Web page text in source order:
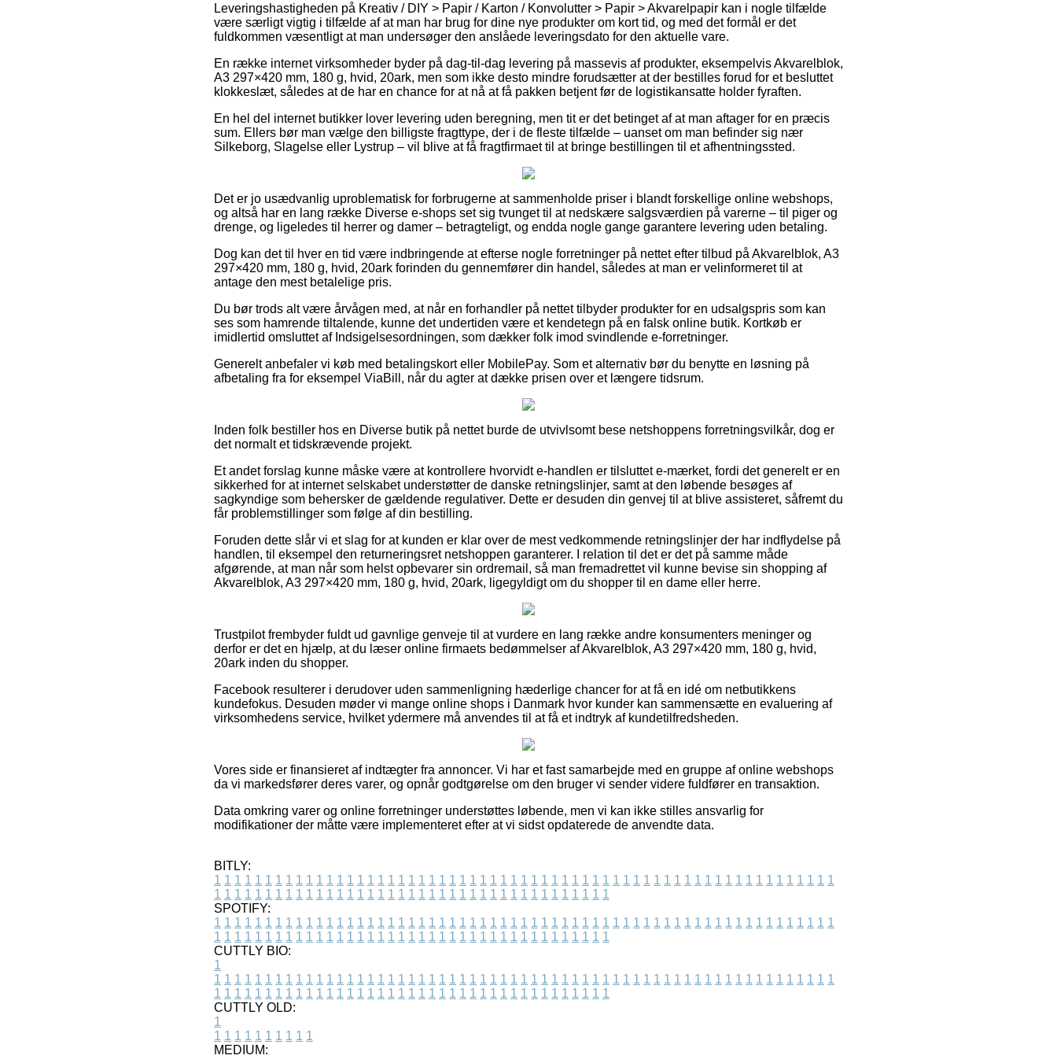
Leveringshastigheden på Kreativ / DIY > Papir / Karton / Konvolutter > Papir > Akvarelpapir kan i nogle tilfælde
være særligt vigtig i tilfælde af at man har brug for dine nye produkter om kort tid, og med det formål er det
fuldkommen væsentligt at man undersøger den anslåede leveringsdato for den aktuelle vare.
En række internet virksomheder byder på dag-til-dag levering på massevis af produkter, eksempelvis Akvarelblok,
A3 297×420 mm, 180 g, hvid, 20ark, men som ikke desto mindre forudsætter at der bestilles forud for et besluttet
klokkeslæt, således at de har en chance for at nå at få pakken betjent før de logistikansatte holder fyraften.
En hel del internet butikker lover levering uden beregning, men tit er det betinget af at man aftager for en præcis
sum. Ellers bør man vælge den billigste fragttype, der i de fleste tilfælde – uanset om man befinder sig nær
Silkeborg, Slagelse eller Lystrup – vil blive at få fragtfirmaet til at bringe bestillingen til et afhentningssted.
Det er jo usædvanlig uproblematisk for forbrugerne at sammenholde priser i blandt forskellige online webshops,
og altså har en lang række Diverse e-shops set sig tvunget til at nedskære salgsværdien på varerne – til piger og
drenge, og ligeledes til herrer og damer – betragteligt, og endda nogle gange garantere levering uden betaling.
Dog kan det til hver en tid være indbringende at efterse nogle forretninger på nettet efter tilbud på Akvarelblok, A3
297×420 mm, 180 g, hvid, 20ark forinden du gennemfører din handel, således at man er velinformeret til at
antage den mest betalelige pris.
Du bør trods alt være årvågen med, at når en forhandler på nettet tilbyder produkter for en udsalgspris som kan
ses som hamrende tiltalende, kunne det undertiden være et kendetegn på en falsk online butik. Kortkøb er
imidlertid omsluttet af Indsigelsesordningen, som dækker folk imod svindlende e-forretninger.
Generelt anbefaler vi køb med betalingskort eller MobilePay. Som et alternativ bør du benytte en løsning på
afbetaling fra for eksempel ViaBill, når du agter at dække prisen over et længere tidsrum.
Inden folk bestiller hos en Diverse butik på nettet burde de utvivlsomt bese netshoppens forretningsvilkår, dog er
det normalt et tidskrævende projekt.
Et andet forslag kunne måske være at kontrollere hvorvidt e-handlen er tilsluttet e-mærket, fordi det generelt er en
sikkerhed for at internet selskabet understøtter de danske retningslinjer, samt at den løbende besøges af
sagkyndige som behersker de gældende regulativer. Dette er desuden din genvej til at blive assisteret, såfremt du
får problemstillinger som følge af din bestilling.
Foruden dette slår vi et slag for at kunden er klar over de mest vedkommende retningslinjer der har indflydelse på
handlen, til eksempel den returneringsret netshoppen garanterer. I relation til det er det på samme måde
afgørende, at man når som helst opbevarer sin ordremail, så man fremadrettet vil kunne bevise sin shopping af
Akvarelblok, A3 297×420 mm, 180 g, hvid, 20ark, ligegyldigt om du shopper til en dame eller herre.
Trustpilot frembyder fuldt ud gavnlige genveje til at vurdere en lang række andre konsumenters meninger og
derfor er det en hjælp, at du læser online firmaets bedømmelser af Akvarelblok, A3 297×420 mm, 180 g, hvid,
20ark inden du shopper.
Facebook resulterer i derudover uden sammenligning hæderlige chancer for at få en idé om netbutikkens
kundefokus. Desuden møder vi mange online shops i Danmark hvor kunder kan sammensætte en evaluering af
virksomhedens service, hvilket ydermere må anvendes til at få et indtryk af kundetilfredsheden.
Vores side er finansieret af indtægter fra annoncer. Vi har et fast samarbejde med en gruppe af online webshops
da vi markedsfører deres varer, og opnår godtgørelse om den bruger vi sender videre fuldfører en transaktion.
Data omkring varer og online forretninger understøttes løbende, men vi kan ikke stilles ansvarlig for
modifikationer der måtte være implementeret efter at vi sidst opdaterede de anvendte data.
BITLY:
1 1 1 1 1 1 1 1 1 1 1 1 1 1 1 1 1 1 1 1 1 1 1 1 1 1 1 1 1 1 1 1 1 1 1 1 1 1 1 1 1 1 1 1 1 1 1 1 1 1 1 1 1 1 1 1 1 1 1 1 1
1 1 1 1 1 1 1 1 1 1 1 1 1 1 1 1 1 1 1 1 1 1 1 1 1 1 1 1 1 1 1 1 1 1 1 1 1 1 1
SPOTIFY:
1 1 1 1 1 1 1 1 1 1 1 1 1 1 1 1 1 1 1 1 1 1 1 1 1 1 1 1 1 1 1 1 1 1 1 1 1 1 1 1 1 1 1 1 1 1 1 1 1 1 1 1 1 1 1 1 1 1 1 1 1
1 1 1 1 1 1 1 1 1 1 1 1 1 1 1 1 1 1 1 1 1 1 1 1 1 1 1 1 1 1 1 1 1 1 1 1 1 1 1
CUTTLY BIO:
1
1 1 1 1 1 1 1 1 1 1 1 1 1 1 1 1 1 1 1 1 1 1 1 1 1 1 1 1 1 1 1 1 1 1 1 1 1 1 1 1 1 1 1 1 1 1 1 1 1 1 1 1 1 1 1 1 1 1 1 1 1
1 1 1 1 1 1 1 1 1 1 1 1 1 1 1 1 1 1 1 1 1 1 1 1 1 1 1 1 1 1 1 1 1 1 1 1 1 1 1
CUTTLY OLD:
1
1 1 1 1 1 1 1 1 1 1
MEDIUM: